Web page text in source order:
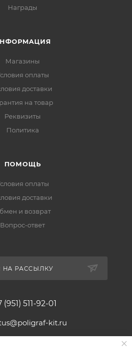
Награды
Магазины
оплаты
доставки
на товар
Реквизиты
Политика
ПОМОЩЬ
оплаты
доставки
и возврат
Вопрос-ответ
НА РАССЫЛКУ
(951) 511-92-01
kit.ru